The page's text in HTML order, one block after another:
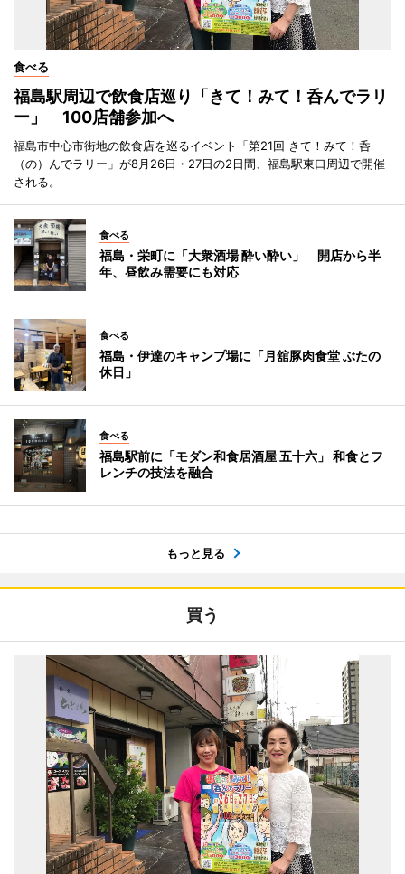
食べる
福島駅周辺で飲食店巡り「きて！みて！呑んでラリ
ー」 100店舗参加へ
福島市中心市街地の飲食店を巡るイベント「第21回 きて！みて！呑
（の）んでラリー」が8月26日・27日の2日間、福島駅東口周辺で開催
される。
食べる
福島・栄町に「大衆酒場 酔い酔い」 開店から半
年、昼飲み需要にも対応
食べる
福島・伊達のキャンプ場に「月舘豚肉食堂 ぶたの
休日」
食べる
福島駅前に「モダン和食居酒屋 五十六」 和食とフ
レンチの技法を融合
もっと見る
買う